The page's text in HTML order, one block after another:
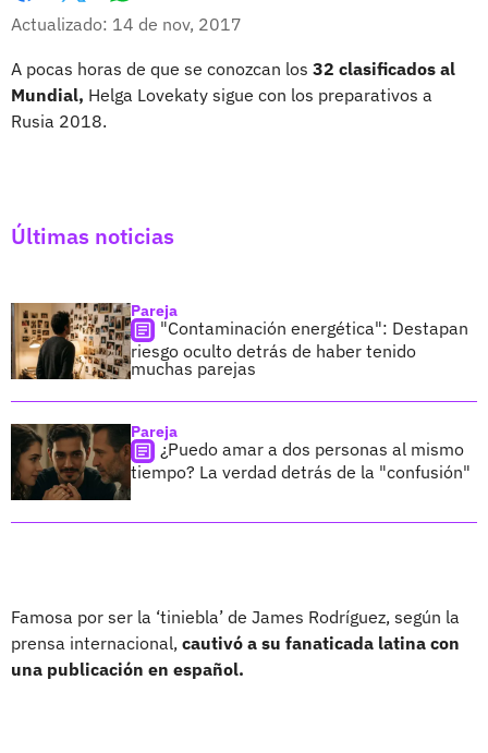
Facebook
X
Actualizado: 14 de nov, 2017
A pocas horas de que se conozcan los 32 clasificados al
Mundial, Helga Lovekaty sigue con los preparativos a
Rusia 2018.
Últimas noticias
Pareja
"Contaminación energética": Destapan
riesgo oculto detrás de haber tenido
muchas parejas
Pareja
¿Puedo amar a dos personas al mismo
tiempo? La verdad detrás de la "confusión"
Famosa por ser la ‘tiniebla’ de James Rodríguez, según la
prensa internacional, cautivó a su fanaticada latina con
una publicación en español.